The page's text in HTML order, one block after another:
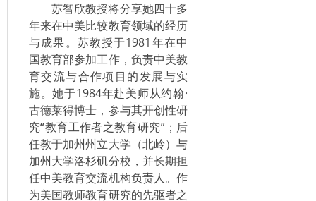
苏智欣教授将分享她四十多
年来在中美比较教育领域的经历
与成果。苏教授于1981年在中
国教育部参加工作，负责中美教
育交流与合作项目的发展与实
施。她于1984年赴美师从约翰·
古德莱得博士，参与其开创性研
究“教育工作者之教育研究”；后
任教于加州州立大学（北岭）与
加州大学洛杉矶分校，并长期担
任中美教育交流机构负责人。作
为美国教师教育研究的先驱者之